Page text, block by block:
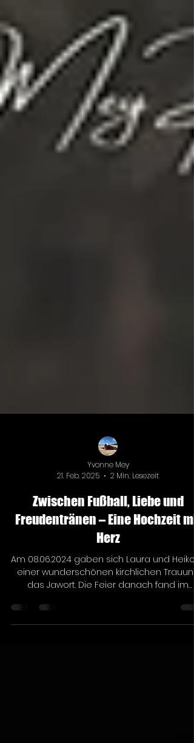
Yvonne Mey
21. Feb. 2025
2 Min. Lesezeit
Zwischen Fußball, Liebe und
Freudentränen – Eine Hochzeit mit
Herz
einer wunderschönen kirchlichen Trauung